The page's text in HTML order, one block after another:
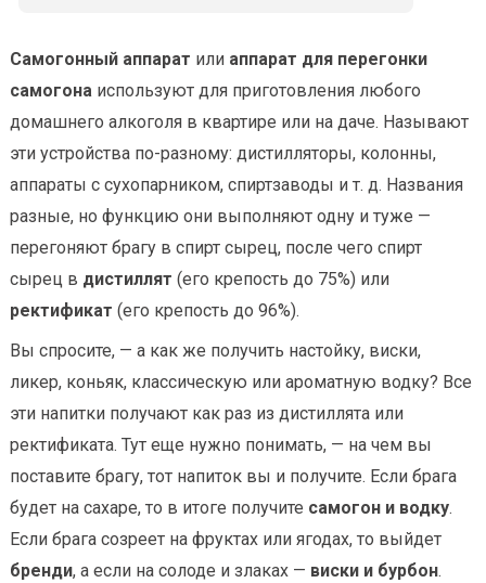
Самогонный аппарат или аппарат для перегонки
самогона используют для приготовления любого
домашнего алкоголя в квартире или на даче. Называют
эти устройства по-разному: дистилляторы, колонны,
аппараты с сухопарником, спиртзаводы и т. д. Названия
разные, но функцию они выполняют одну и туже —
перегоняют брагу в спирт сырец, после чего спирт
сырец в дистиллят (его крепость до 75%) или
ректификат (его крепость до 96%).
Вы спросите, — а как же получить настойку, виски,
ликер, коньяк, классическую или ароматную водку? Все
эти напитки получают как раз из дистиллята или
ректификата. Тут еще нужно понимать, — на чем вы
поставите брагу, тот напиток вы и получите. Если брага
будет на сахаре, то в итоге получите самогон и водку.
Если брага созреет на фруктах или ягодах, то выйдет
бренди, а если на солоде и злаках — виски и бурбон.